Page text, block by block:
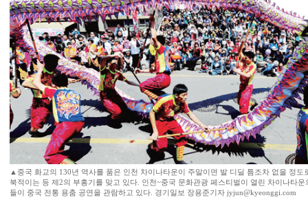
▲중국 화교의 130년 역사를 품은 인천 차이나타운이 주말이면 발 디딜 틈조차 없을 정도
북적이는 등 제2의 부흥기를 맞고 있다. 인천~중국 문화관광 페스티벌이 열린 차이나타운
들이 중국 전통 용춤 공연을 관람하고 있다. 경기일보 장용준기자 jyjun@kyeonggi.com